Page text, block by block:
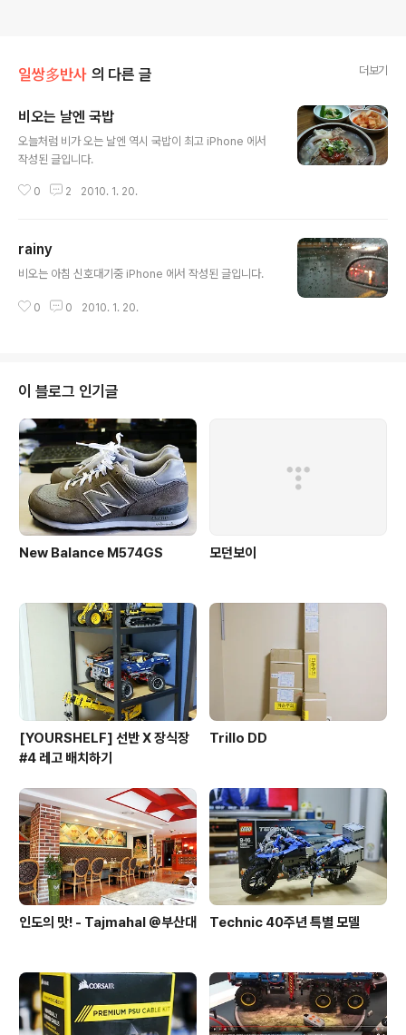
일쌍多반사 의 다른 글 더보기
비오는 날엔 국밥
오늘처럼 비가 오는 날엔 역시 국밥이 최고 iPhone 에서
작성된 글입니다.
0 2 2010. 1. 20.
rainy
비오는 아침 신호대기중 iPhone 에서 작성된 글입니다.
0 0 2010. 1. 20.
이 블로그 인기글
New Balance M574GS 모던보이
[YOURSHELF] 선반 X 장식장
#4 레고 배치하기
Trillo DD
인도의 맛! - Tajmahal @부산대 Technic 40주년 특별 모델